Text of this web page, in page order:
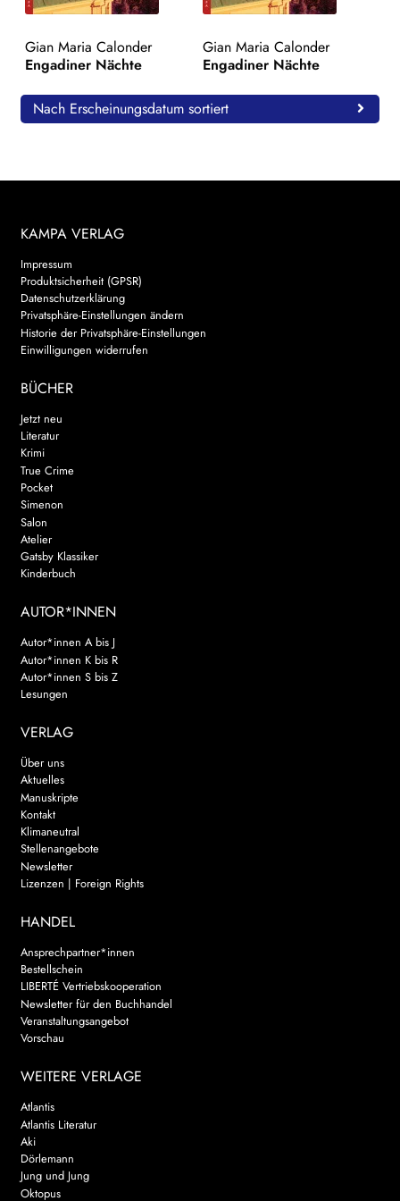
Search:
Gian Maria Calonder
Engadiner Nächte
Gian Maria Calonder
Engadiner Nächte
Nach Erscheinungsdatum sortiert
KAMPA VERLAG
Impressum
Produktsicherheit (GPSR)
Datenschutzerklärung
Privatsphäre-Einstellungen ändern
Historie der Privatsphäre-Einstellungen
Einwilligungen widerrufen
BÜCHER
Jetzt neu
Literatur
Krimi
True Crime
Pocket
Simenon
Salon
Atelier
Gatsby Klassiker
Kinderbuch
AUTOR*INNEN
Autor*innen A bis J
Autor*innen K bis R
Autor*innen S bis Z
Lesungen
VERLAG
Über uns
Aktuelles
Manuskripte
Kontakt
Klimaneutral
Stellenangebote
Newsletter
Lizenzen | Foreign Rights
HANDEL
Ansprechpartner*innen
Bestellschein
LIBERTÉ Vertriebskooperation
Newsletter für den Buchhandel
Veranstaltungsangebot
Vorschau
WEITERE VERLAGE
Atlantis
Atlantis Literatur
Aki
Dörlemann
Jung und Jung
Oktopus